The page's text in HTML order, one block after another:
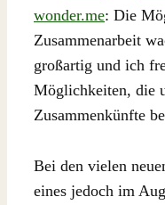
wonder.me: Die
Zusammenarbeit
großartig und ich
Möglichkeiten, die
Zusammenkünfte
Bei den vielen
eines jedoch im